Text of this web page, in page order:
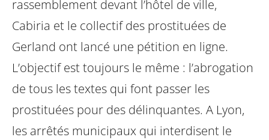
rassemblement devant l’hôtel de ville,
Cabiria et le collectif des prostituées de
Gerland ont lancé une pétition en ligne.
L’objectif est toujours le même : l’abrogation
de tous les textes qui font passer les
prostituées pour des délinquantes. A Lyon,
les arrêtés municipaux qui interdisent le